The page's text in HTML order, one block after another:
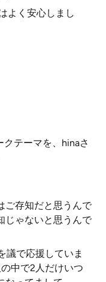
よく安心しまし
テーマを、hinaさ
ご存知だと思うんで
じゃないと思うんで
議で応援していま
中で2人だけいつ